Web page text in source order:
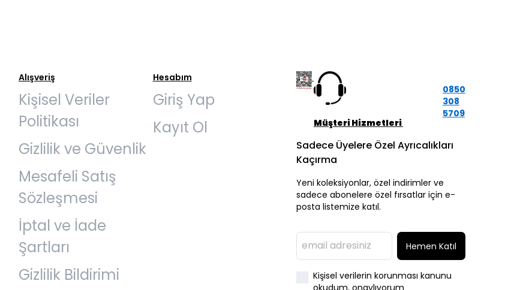
Alışveriş
Kişisel Veriler
Politikası
Gizlilik ve Güvenlik
Mesafeli Satış
Sözleşmesi
İptal ve İade
Şartları
Gizlilik Bildirimi
Hesabım
Giriş Yap
Kayıt Ol
Müşteri Hizmetleri
0850
308
5709
Sadece Üyelere Özel Ayrıcalıkları
Kaçırma
Yeni koleksiyonlar, özel indirimler ve
sadece abonelere özel fırsatlar için e-
posta listemize katıl.
Hemen Katıl
Kişisel verilerin korunması kanunu
okudum, onaylıyorum